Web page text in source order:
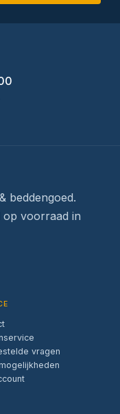
beddengoed.
op voorraad in
vragen